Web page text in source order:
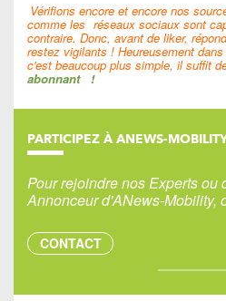
Vérifions encore et encore nos
comme les réseaux sociaux sont
contraire. Donc, avant de liker,
restez vigilants ! Heureusement
c'est beaucoup plus simple, il suffit
abonnant !
PARTICIPEZ À ANEWS-
Pour rejoindre nos Experts ou
Annonceur d'ANews-Mobility,
CONTACT